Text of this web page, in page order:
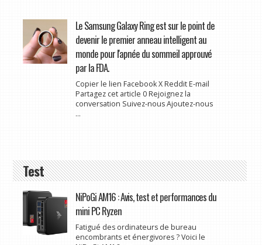
Le Samsung Galaxy Ring est sur le point de
devenir le premier anneau intelligent au
monde pour l'apnée du sommeil approuvé
par la FDA.
Copier le lien Facebook X Reddit E-mail
Partagez cet article 0 Rejoignez la
conversation Suivez-nous Ajoutez-nous
...
Test
NiPoGi AM16 : Avis, test et performances du
mini PC Ryzen
Fatigué des ordinateurs de bureau
encombrants et énergivores ? Voici le